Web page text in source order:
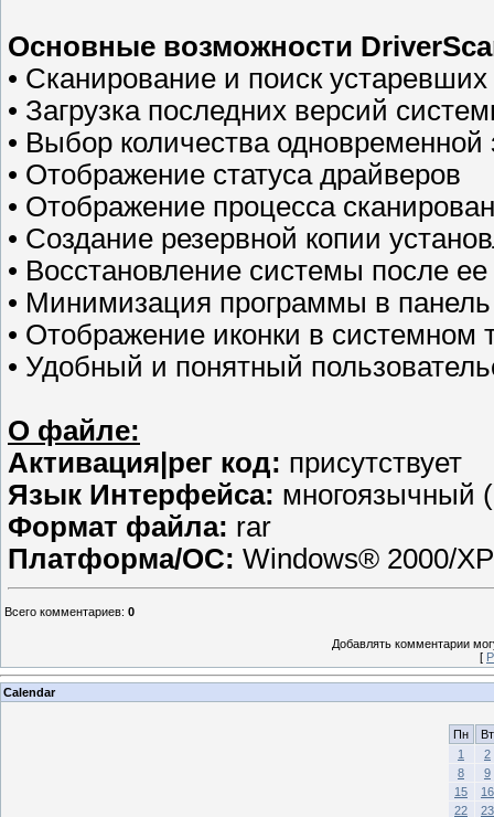
Основные возможности
• Сканирование и поиск
• Загрузка последних версий
• Выбор количества одновременной
• Отображение статуса драйверов
• Отображение процесса
• Создание резервной копии
• Восстановление системы после ее
• Минимизация программы в
• Отображение иконки в системном
• Удобный и понятный
О файле:
Активация|рег код: присутствует
Язык Интерфейса: многоязычный
Формат файла: rar
Платформа/ОС: Windows® 2000/
Всего комментариев: 0
Добавлять комментарии
[
Calendar
Пн
Вт
1
2
8
9
15
16
22
23